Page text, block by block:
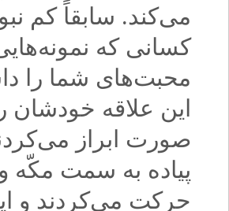
مى‌‌کند. سابقاً کم
کسانى که
محبت‌های شما را
این علاقه خودشان
صورت ابراز
پیاده به سمت مکّه و
حرکت مى‌‌کردند و